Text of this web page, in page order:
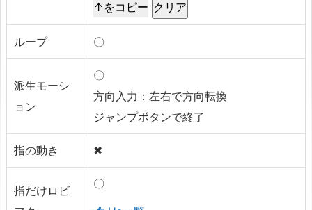
↑をコピー
ループ 〇
派生モーシ
ョン
〇
方向入力：左右で方向転換
ジャンプボタンで終了
指の動き ✖
指だけロビ
〇